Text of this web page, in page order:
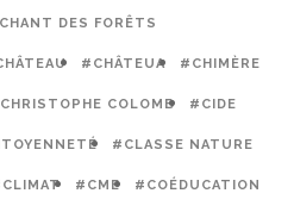
DES FORÊTS
#CHÂTEUA #CHIMÈRE
COLOMB #CIDE
#CLASSE NATURE
#CME #COÉDUCATION